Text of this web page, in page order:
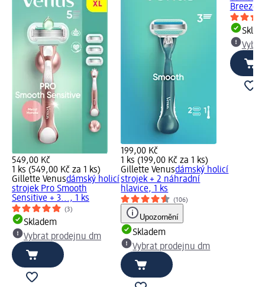
549,00 Kč
1 ks (549,00 Kč za 1 ks)
Gillette Venusdámský holicí
strojek Pro Smooth
Sensitive + 3..., 1 ks
(3)
Skladem
Vybrat prodejnu dm
199,00 Kč
1 ks (199,00 Kč za 1 ks)
Gillette Venusdámský holicí
strojek + 2 náhradní
hlavice, 1 ks
(106)
Upozornění
Skladem
Vybrat prodejnu dm
Breeze